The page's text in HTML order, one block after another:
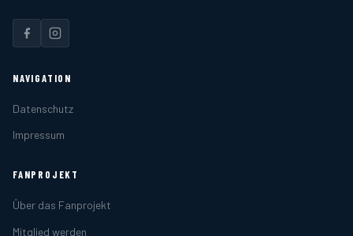
NAVIGATION
Datenschutz
Impressum
FANPROJEKT
Über das Fanprojekt
Mitglied werden